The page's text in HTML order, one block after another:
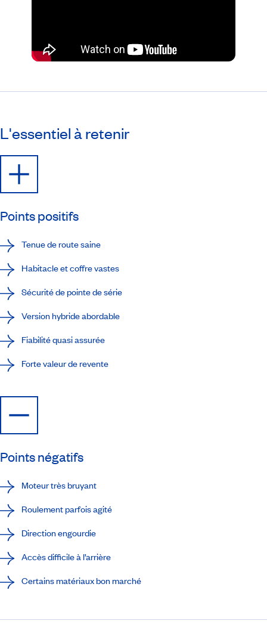
L'essentiel à retenir
Points positifs
Tenue de route saine
Habitacle et coffre vastes
Sécurité de pointe de série
Version hybride abordable
Fiabilité quasi assurée
Forte valeur de revente
Points négatifs
Moteur très bruyant
Roulement parfois agité
Direction engourdie
Accès difficile à l’arrière
Certains matériaux bon marché